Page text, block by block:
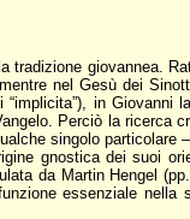
tradizione giovannea.
nel Gesù dei
in Giovanni
Perciò la ricerca
singolo particolare
gnostica dei suoi
da Martin Hengel
essenziale